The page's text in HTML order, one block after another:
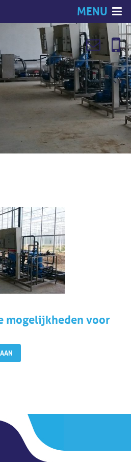
MENU
mogelijkheden voor